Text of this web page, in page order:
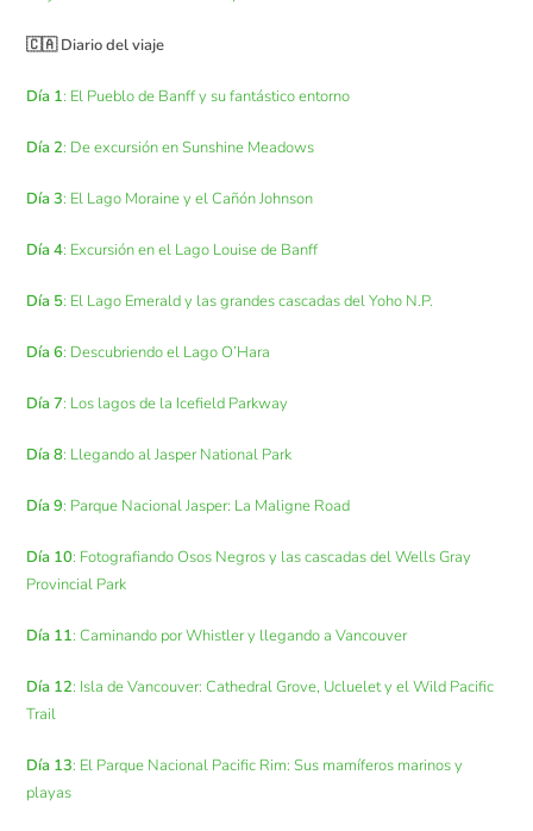
🇨🇦 Diario del viaje
Día 1: El Pueblo de Banff y su fantástico entorno
Día 2: De excursión en Sunshine Meadows
Día 3: El Lago Moraine y el Cañón Johnson
Día 4: Excursión en el Lago Louise de Banff
Día 5: El Lago Emerald y las grandes cascadas del Yoho N.P.
Día 6: Descubriendo el Lago O’Hara
Día 7: Los lagos de la Icefield Parkway
Día 8: Llegando al Jasper National Park
Día 9: Parque Nacional Jasper: La Maligne Road
Día 10: Fotografiando Osos Negros y las cascadas del Wells Gray
Provincial Park
Día 11: Caminando por Whistler y llegando a Vancouver
Día 12: Isla de Vancouver: Cathedral Grove, Ucluelet y el Wild Pacific
Trail
Día 13: El Parque Nacional Pacific Rim: Sus mamíferos marinos y
playas